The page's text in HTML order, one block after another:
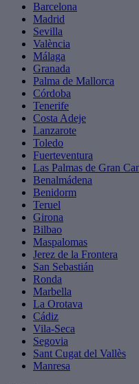
Barcelona
Madrid
Sevilla
València
Málaga
Granada
Palma de Mallorca
Córdoba
Tenerife
Costa Adeje
Lanzarote
Toledo
Fuerteventura
Las Palmas de Gran
Benalmádena
Benidorm
Teruel
Girona
Bilbao
Maspalomas
Jerez de la Frontera
San Sebastián
Ronda
Marbella
La Orotava
Cádiz
Vila-Seca
Segovia
Sant Cugat del Vallès
Manresa